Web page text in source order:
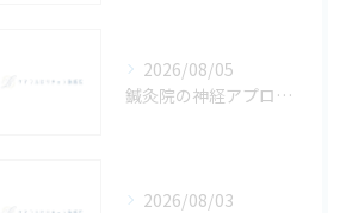
2026/08/05
鍼灸院の神経アプローチで膝痛を改善しランニングを快適に続ける方法
2026/08/03